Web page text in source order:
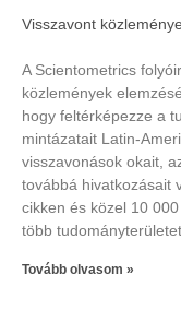
Visszavont
A Scientometrics
közlemények
hogy feltérképezze a
mintázatait Latin-
visszavonások okait,
továbbá hivatkozásait
cikken és közel 10
több
Tovább olvasom »